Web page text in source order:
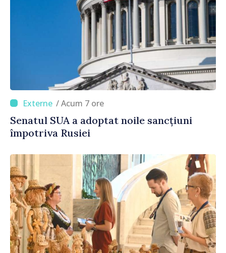
/ Acum 7 ore
Senatul SUA a adoptat noile sancțiuni
împotriva Rusiei